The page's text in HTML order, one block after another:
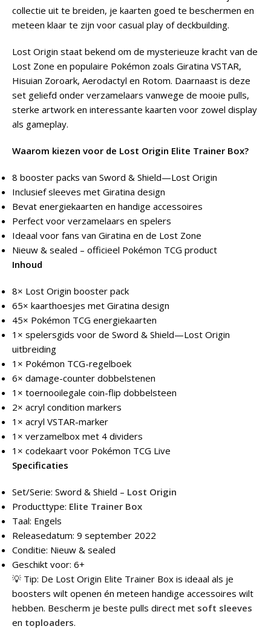
collectie uit te breiden, je kaarten goed te beschermen en
meteen klaar te zijn voor casual play of deckbuilding.
Lost Origin staat bekend om de mysterieuze kracht van de
Lost Zone en populaire Pokémon zoals Giratina VSTAR,
Hisuian Zoroark, Aerodactyl en Rotom. Daarnaast is deze
set geliefd onder verzamelaars vanwege de mooie pulls,
sterke artwork en interessante kaarten voor zowel display
als gameplay.
Waarom kiezen voor de Lost Origin Elite Trainer Box?
8 booster packs van Sword & Shield—Lost Origin
Inclusief sleeves met Giratina design
Bevat energiekaarten en handige accessoires
Perfect voor verzamelaars en spelers
Ideaal voor fans van Giratina en de Lost Zone
Nieuw & sealed – officieel Pokémon TCG product
Inhoud
8× Lost Origin booster pack
65× kaarthoesjes met Giratina design
45× Pokémon TCG energiekaarten
1× spelersgids voor de Sword & Shield—Lost Origin
uitbreiding
1× Pokémon TCG-regelboek
6× damage-counter dobbelstenen
1× toernooilegale coin-flip dobbelsteen
2× acryl condition markers
1× acryl VSTAR-marker
1× verzamelbox met 4 dividers
1× codekaart voor Pokémon TCG Live
Specificaties
Set/Serie: Sword & Shield – Lost Origin
Producttype: Elite Trainer Box
Taal: Engels
Releasedatum: 9 september 2022
Conditie: Nieuw & sealed
Geschikt voor: 6+
💡 Tip: De Lost Origin Elite Trainer Box is ideaal als je
boosters wilt openen én meteen handige accessoires wilt
hebben. Bescherm je beste pulls direct met soft sleeves
en toploaders.